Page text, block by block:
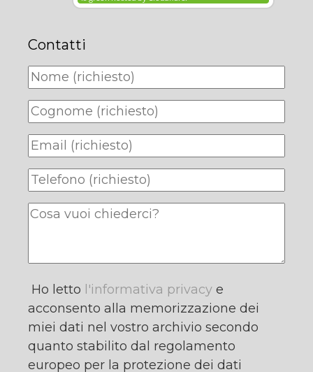
Contatti
Ho letto l'informativa privacy e
acconsento alla memorizzazione dei
miei dati nel vostro archivio secondo
quanto stabilito dal regolamento
europeo per la protezione dei dati